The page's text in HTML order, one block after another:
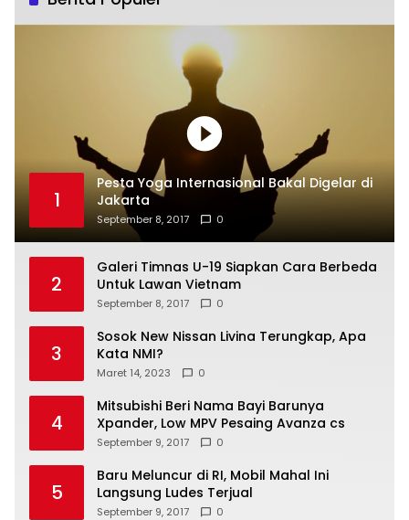
1
Pesta Yoga Internasional Bakal Digelar di
Jakarta
September 8, 2017 0
2
Galeri Timnas U-19 Siapkan Cara Berbeda
Untuk Lawan Vietnam
September 8, 2017 0
3
Sosok New Nissan Livina Terungkap, Apa
Kata NMI?
Maret 14, 2023 0
4
Mitsubishi Beri Nama Bayi Barunya
Xpander, Low MPV Pesaing Avanza cs
September 9, 2017 0
5
Baru Meluncur di RI, Mobil Mahal Ini
Langsung Ludes Terjual
September 9, 2017 0